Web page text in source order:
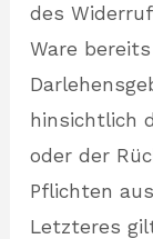
des
Ware
hinsichtlich
oder der
Pflichten
Letzteres